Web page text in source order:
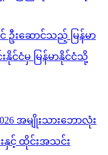
ဦးဆောင်သည့် မြန်မာ
ငံမှ မြန်မာနိုင်ငံသို့
2026 အမျိုးသားဘောလုံး
နှင့် ထိုင်းအသင်း